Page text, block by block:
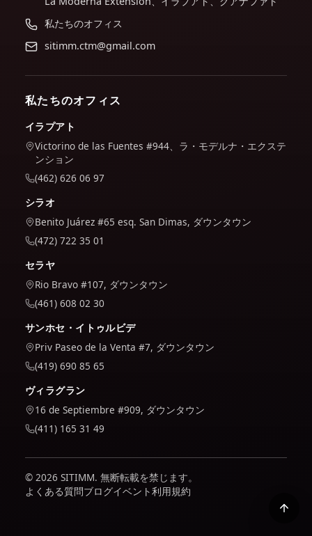
私たちのオフィス
sitimm.ctm@gmail.com
私たちのオフィス
イラプアト
Victorino de las Fuentes #944、ラ・モデルナ・エクステ
ンション
(462) 626 06 97
シラオ
Benito Juárez #65 esq. San Dimas, ダウンタウン
(472) 722 35 01
セラヤ
Rio Bravo #107, ダウンタウン
(461) 608 02 30
サンホセ・イトゥルビデ
Priv Paseo de la Venta #7, ダウンタウン
(419) 690 85 65
ヴィラグラン
16 de Septiembre #909, ダウンタウン
(411) 165 31 49
© 2026 SITIMM. 無断転載を禁じます。
よくある質問ブログイベント利用規約